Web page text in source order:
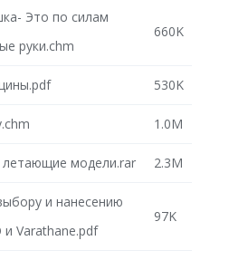
Это по силам
руки.chm
660K
530K
1.0M
модели.rar 2.3M
и нанесению
и Varathane.pdf
97K